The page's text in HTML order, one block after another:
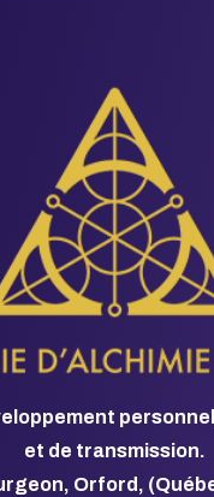
et de transmission.
Orford,